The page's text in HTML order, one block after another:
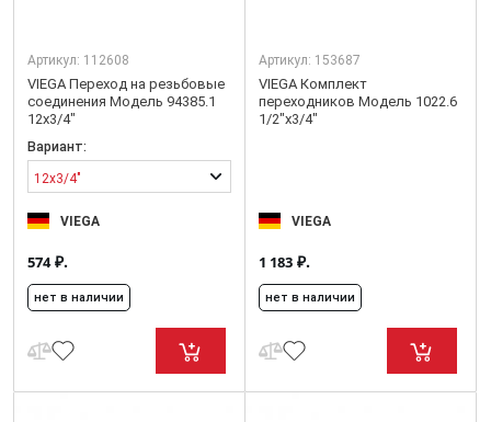
Артикул: 112608
VIEGA Переход на резьбовые
соединения Модель 94385.1
12x3/4"
Вариант:
12x3/4"
VIEGA
574₽.
нет в наличии
Артикул: 153687
VIEGA Комплект
переходников Модель 1022.6
1/2"x3/4"
VIEGA
1 183 ₽.
нет в наличии